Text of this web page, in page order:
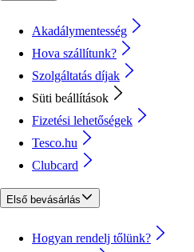
Akadálymentesség
Hova szállítunk?
Szolgáltatás díjak
Süti beállítások
Fizetési lehetőségek
Tesco.hu
Clubcard
Első bevásárlás
Hogyan rendelj tőlünk?